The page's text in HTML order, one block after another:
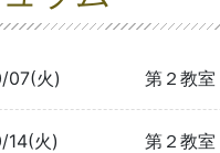
07(火) 第２教室
14(火) 第２教室